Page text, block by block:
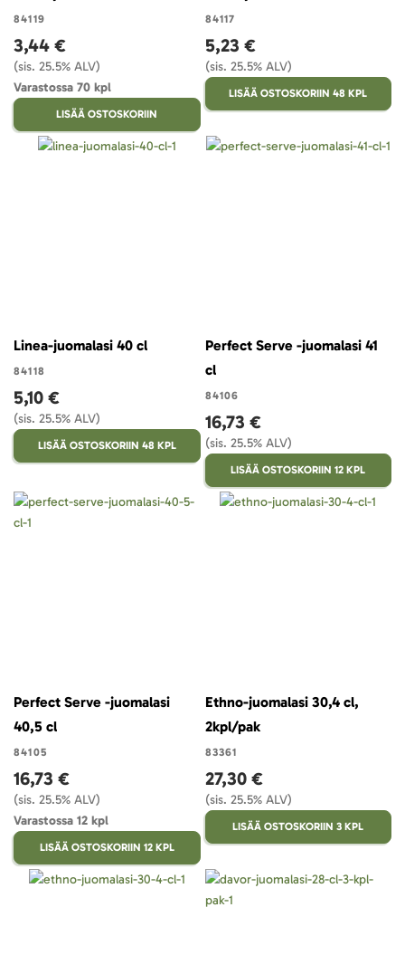
84119
3,44 €
(sis. 25.5% ALV)
Varastossa 70 kpl
LISÄÄ OSTOSKORIIN
84117
5,23 €
(sis. 25.5% ALV)
LISÄÄ OSTOSKORIIN 48 KPL
Linea-juomalasi 40 cl
84118
5,10 €
(sis. 25.5% ALV)
LISÄÄ OSTOSKORIIN 48 KPL
Perfect Serve -juomalasi 41
cl
84106
16,73 €
(sis. 25.5% ALV)
LISÄÄ OSTOSKORIIN 12 KPL
Perfect Serve -juomalasi
40,5 cl
84105
16,73 €
(sis. 25.5% ALV)
Varastossa 12 kpl
LISÄÄ OSTOSKORIIN 12 KPL
Ethno-juomalasi 30,4 cl,
2kpl/pak
83361
27,30 €
(sis. 25.5% ALV)
LISÄÄ OSTOSKORIIN 3 KPL